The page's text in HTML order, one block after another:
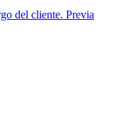
del cliente. Previa